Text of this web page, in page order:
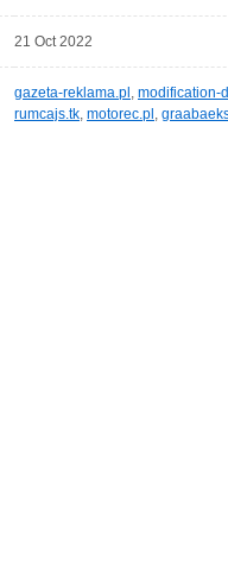
21 Oct 2022
gazeta-reklama.pl , modification-
rumcajs.tk, motorec.pl ,